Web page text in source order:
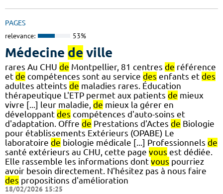
PAGES
relevance: 53%
Médecine de ville
rares Au CHU de Montpellier, 81 centres de référence
et de compétences sont au service des enfants et des
adultes atteints de maladies rares. Éducation
thérapeutique L'ETP permet aux patients de mieux
vivre [...] leur maladie, de mieux la gérer en
développant des compétences d'auto-soins et
d'adaptation. Offre de Prestations d'Actes de Biologie
pour établissements Extérieurs (OPABE) Le
laboratoire de biologie médicale [...] Professionnels de
santé extérieurs au CHU, cette page vous est dédiée.
Elle rassemble les informations dont vous pourriez
avoir besoin directement. N'hésitez pas à nous faire
des propositions d'amélioration
18/02/2026 15:25